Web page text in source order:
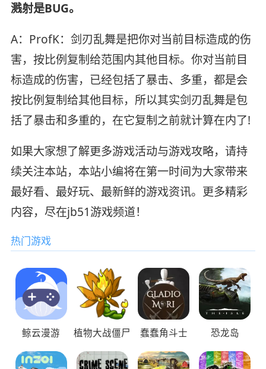
溅射是BUG。
A：ProfK：剑刃乱舞是把你对当前目标造成的伤
害，按比例复制给范围内其他目标。你对当前目
标造成的伤害，已经包括了暴击、多重，都是会
按比例复制给其他目标，所以其实剑刃乱舞是包
括了暴击和多重的，在它复制之前就计算在内了!
如果大家想了解更多游戏活动与游戏攻略，请持
续关注本站，本站小编将在第一时间为大家带来
最好看、最好玩、最新鲜的游戏资讯。更多精彩
内容，尽在jb51游戏频道！
热门游戏
鲸云漫游 植物大战僵尸 蠢蠢角斗士 恐龙岛